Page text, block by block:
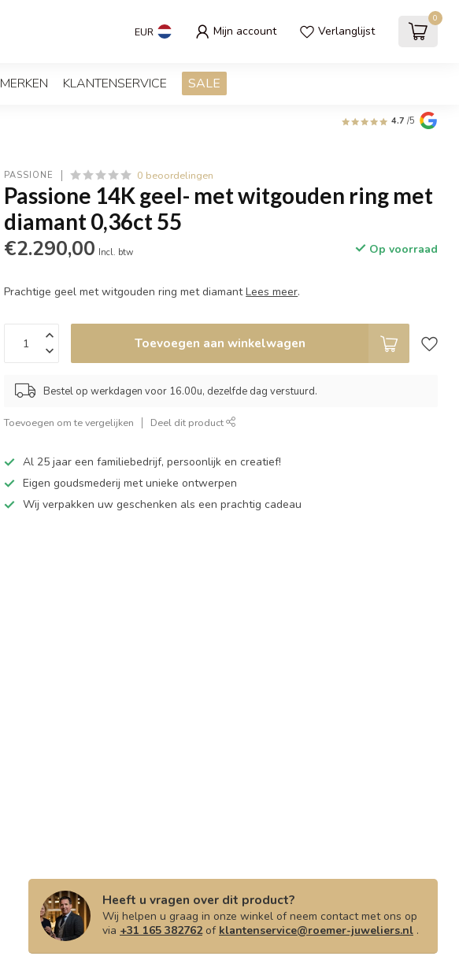
EUR Mijn account Verlanglijst
0
MERKEN KLANTENSERVICE SALE
4.7 /5
PASSIONE 0 beoordelingen
Passione 14K geel- met witgouden ring met
diamant 0,36ct 55
€2.290,00 Incl. btw Op voorraad
Prachtige geel met witgouden ring met diamantLees meer.
Toevoegen aan winkelwagen
Bestel op werkdagen voor 16.00u, dezelfde dag verstuurd.
Toevoegen om te vergelijken Deel dit product
Al 25 jaar een familiebedrijf, persoonlijk en creatief!
Eigen goudsmederij met unieke ontwerpen
Wij verpakken uw geschenken als een prachtig cadeau
Heeft u vragen over dit product?
Wij helpen u graag in onze winkel of neem contact met ons op
via +31 165 382762of klantenservice@roemer-juweliers.nl .